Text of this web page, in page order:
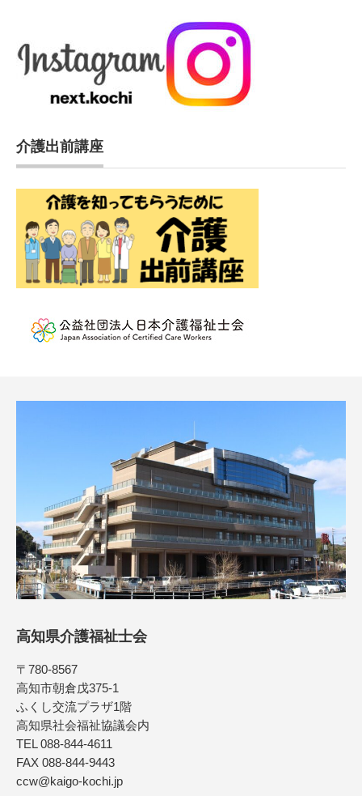
介護出前講座
高知県介護福祉士会
〒780-8567
高知市朝倉戊375-1
ふくし交流プラザ1階
高知県社会福祉協議会内
TEL 088-844-4611
FAX 088-844-9443
ccw@kaigo-kochi.jp